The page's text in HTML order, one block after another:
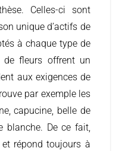
Celles-ci sont
unique d’actifs de
à chaque type de
de fleurs offrent un
aux exigences de
par exemple les
capucine, belle de
blanche. De ce fait,
répond toujours à